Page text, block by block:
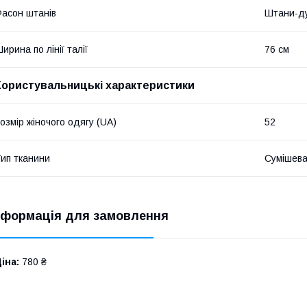
штанів Штани-
по лінії талії 76 см
характеристики
жіночого одягу (UA) 52
тканини Сумішева
для замовлення
780 ₴